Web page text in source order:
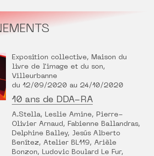
Exposition collective, Maison du
livre de l'image et du son,
Villeurbanne
du 12/09/2020 au 24/10/2020
10 ans de DDA-RA
A.Stella, Leslie Amine, Pierre-
Olivier Arnaud, Fabienne Ballandras,
Delphine Balley, Jesús Alberto
Benítez, Atelier BL119, Arièle
Bonzon, Ludovic Boulard Le Fur,